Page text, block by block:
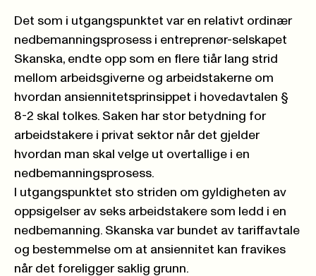
Det som i utgangspunktet var en relativt ordinær
nedbemanningsprosess i entreprenør-selskapet
Skanska, endte opp som en flere tiår lang strid
mellom arbeidsgiverne og arbeidstakerne om
hvordan ansiennitetsprinsippet i hovedavtalen §
8-2 skal tolkes. Saken har stor betydning for
arbeidstakere i privat sektor når det gjelder
hvordan man skal velge ut overtallige i en
nedbemanningsprosess.
I utgangspunktet sto striden om gyldigheten av
oppsigelser av seks arbeidstakere som ledd i en
nedbemanning. Skanska var bundet av tariffavtale
og bestemmelse om at ansiennitet kan fravikes
når det foreligger saklig grunn.